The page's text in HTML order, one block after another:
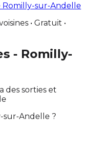
Romilly-sur-Andelle
• Gratuit •
- Romilly-
des sorties et
sur-Andelle ?